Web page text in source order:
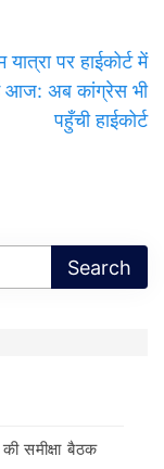
यात्रा पर हाईकोर्ट में
आज: अब कांग्रेस भी
पहुँची हाईकोर्ट
समीक्षा बैठक